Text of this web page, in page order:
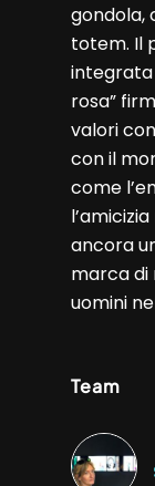
gondola,
totem. Il
integrata
rosa”
valori
con il
come
ancora
marca di
uomini
Team